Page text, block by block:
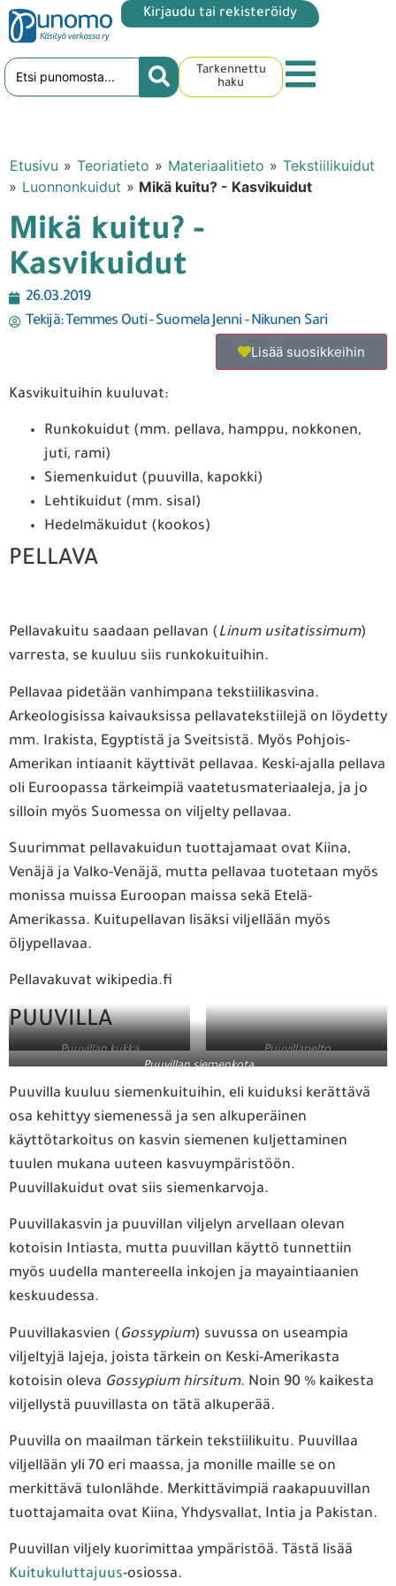
Kirjaudu tai rekisteröidy
Tarkennettu
haku
Etusivu » Teoriatieto » Materiaalitieto » Tekstiilikuidut
» Luonnonkuidut » Mikä kuitu? - Kasvikuidut
Mikä kuitu? -
Kasvikuidut
26.03.2019
Tekijä:Temmes Outi - Suomela Jenni - Nikunen Sari
Lisää suosikkeihin
Kasvikuituihin kuuluvat:
Runkokuidut (mm. pellava, hamppu, nokkonen,
juti, rami)
Siemenkuidut (puuvilla, kapokki)
Lehtikuidut (mm. sisal)
Hedelmäkuidut (kookos)
PELLAVA
Pellavakuitu saadaan pellavan (Linum usitatissimum)
varresta, se kuuluu siis runkokuituihin.
Pellavaa pidetään vanhimpana tekstiilikasvina.
Arkeologisissa kaivauksissa pellavatekstiilejä on löydetty
mm. Irakista, Egyptistä ja Sveitsistä. Myös Pohjois-
Amerikan intiaanit käyttivät pellavaa. Keski-ajalla pellava
oli Euroopassa tärkeimpiä vaatetusmateriaaleja, ja jo
silloin myös Suomessa on viljelty pellavaa.
Suurimmat pellavakuidun tuottajamaat ovat Kiina,
Venäjä ja Valko-Venäjä, mutta pellavaa tuotetaan myös
monissa muissa Euroopan maissa sekä Etelä-
Amerikassa. Kuitupellavan lisäksi viljellään myös
öljypellavaa.
Pellavakuvat wikipedia.fi
PUUVILLA
Puuvillan kukka
Puuvillapelto
Puuvillan siemenkota
Puuvilla kuuluu siemenkuituihin, eli kuiduksi kerättävä
osa kehittyy siemenessä ja sen alkuperäinen
käyttötarkoitus on kasvin siemenen kuljettaminen
tuulen mukana uuteen kasvuympäristöön.
Puuvillakuidut ovat siis siemenkarvoja.
Puuvillakasvin ja puuvillan viljelyn arvellaan olevan
kotoisin Intiasta, mutta puuvillan käyttö tunnettiin
myös uudella mantereella inkojen ja mayaintiaanien
keskuudessa.
Puuvillakasvien ( Gossypium) suvussa on useampia
viljeltyjä lajeja, joista tärkein on Keski-Amerikasta
kotoisin oleva Gossypium hirsitum. Noin 90 % kaikesta
viljellystä puuvillasta on tätä alkuperää.
Puuvilla on maailman tärkein tekstiilikuitu. Puuvillaa
viljellään yli 70 eri maassa, ja monille maille se on
merkittävä tulonlähde. Merkittävimpiä raakapuuvillan
tuottajamaita ovat Kiina, Yhdysvallat, Intia ja Pakistan.
Puuvillan viljely kuorimittaa ympäristöä. Tästä lisää
Kuitukuluttajuus-osiossa.